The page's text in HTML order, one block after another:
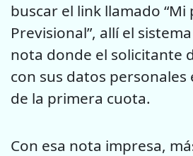
buscar el link llamado
Previsional”, allí el
nota donde el solicitante
con sus datos personales
de la primera cuota.
Con esa nota impresa,